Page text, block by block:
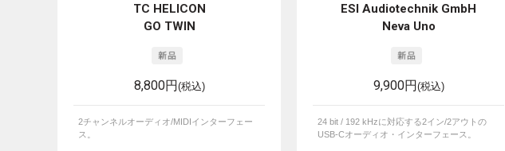
TC HELICON
GO TWIN
8,800円(税込)
2チャンネルオーディオ/MIDIインターフェー
ス。
ESI Audiotechnik GmbH
Neva Uno
9,900円(税込)
24 bit / 192 kHzに対応する2イン/2アウトの
USB-Cオーディオ・インターフェース。